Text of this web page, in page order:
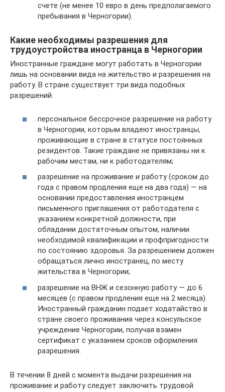
счете (не менее 10 евро в день предполагаемого
пребывания в Черногории).
Какие необходимы разрешения для
трудоустройства иностранца в Черногории
Иностранные граждане могут работать в Черногории
лишь на основании вида на жительство и разрешения на
работу. В стране существует три вида подобных
разрешений:
персональное бессрочное разрешение на работу
в Черногории, которым владеют иностранцы,
проживающие в стране в статусе постоянных
резидентов. Такие граждане не привязаны ни к
рабочим местам, ни к работодателям;
разрешение на проживание и работу (сроком до
года с правом продления еще на два года) — на
основании предоставления иностранцем
письменного приглашения от работодателя с
указанием конкретной должности, при
обладании достаточным опытом, наличии
необходимой квалификации и профпригодности
по состоянию здоровья. За разрешением должен
обращаться лично иностранец, по месту
жительства в Черногории;
разрешение на ВНЖ и сезонную работу — до 6
месяцев (с правом продления еще на 2 месяца).
Иностранный гражданин подает ходатайство в
стране своего проживания через консульское
учреждение Черногории, получая взамен
сертификат с указанием сроков оформления
разрешения.
В течении 8 дней с момента выдачи разрешения на
проживание и работу следует заключить трудовой